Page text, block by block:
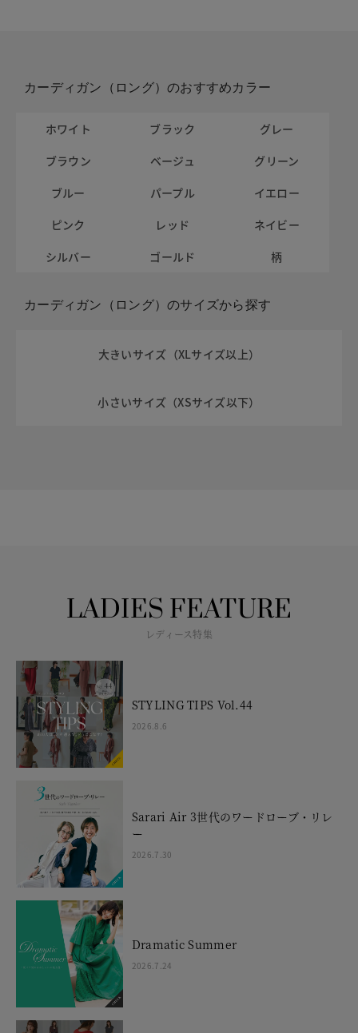
カーディガン（ロング）のおすすめカラー
ホワイト ブラック
グレー
ブラウン
ベージュ
グリーン
ブルー
パープル
イエロー
ピンク
レッド
ネイビー
シルバー
ゴールド 柄
カーディガン（ロング）のサイズから探す
大きいサイズ（XLサイズ以上）
小さいサイズ（XSサイズ以下）
LADIES FEATURE
レディース特集
STYLING TIPS Vol.44
2026.8.6
Sarari Air 3世代のワードローブ・リレ
ー
2026.7.30
Dramatic Summer
2026.7.24